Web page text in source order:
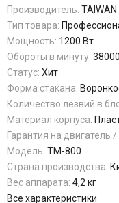
Производитель: TAIWAN
Тип товара:
Мощность: 1200 Вт
Обороты в минуту: 38000
Статус: Хит
Форма стакана:
Количество лезвий в
Материал корпуса:
Гарантия на двигатель
Модель: TM-800
Страна производства:
Вес аппарата: 4,2 кг
Все характеристики